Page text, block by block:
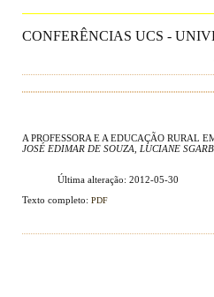
CONFERÊNCIAS UCS -
A PROFESSORA E A EDUCAÇÃO RURAL
JOSÉ EDIMAR DE SOUZA, LUCIANE
Última alteração: 2012-05-30
Texto completo: PDF